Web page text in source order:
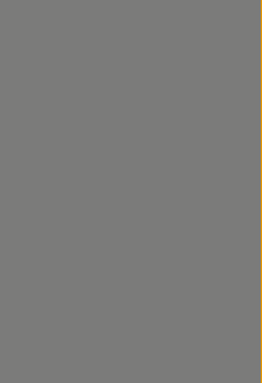
www.naturland.de/de/
https://www.bmel.de/